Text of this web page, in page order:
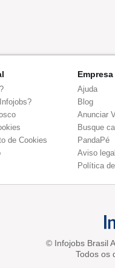
de Cookies
Empresa
Ajuda
Blog
Anunciar
Busque
PandaPé
Aviso legal
Política
© Infojobs Brasil
Todos os